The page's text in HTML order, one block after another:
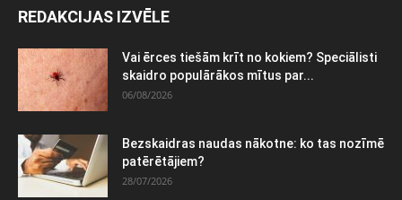
REDAKCIJAS IZVĒLE
Vai ērces tiešām krīt no kokiem? Speciālisti
skaidro populārākos mītus par...
06/08/2026
Bezskaidras naudas nākotne: ko tas nozīmē
patērētājiem?
28/07/2026